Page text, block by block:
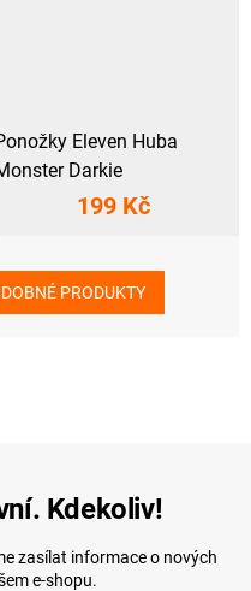
Eleven Huba
Darkie
199 Kč
PRODUKTY
Kdekoliv!
zasílat informace o nových
e-shopu.